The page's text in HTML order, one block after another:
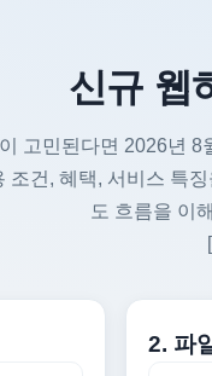
신규 웹
고민된다면 2026년
조건, 혜택, 서비스 특
도 흐름을 이
2. 파